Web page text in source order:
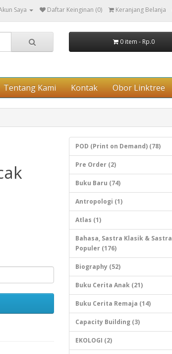
Saya Daftar Keinginan (0) Keranjang Belanja
0 item - Rp.0
Tentang Kami Kontak Obor Linktree
POD (Print on Demand) (78)
Pre Order (2)
Buku Baru (74)
Antropologi (1)
Atlas (1)
Bahasa, Sastra Klasik & Sastra
Populer (176)
Biography (52)
Buku Cerita Anak (21)
Buku Cerita Remaja (14)
Capacity Building (3)
EKOLOGI (2)